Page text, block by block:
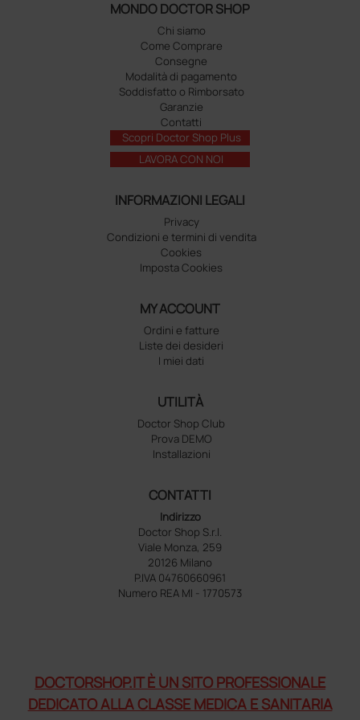
MONDO DOCTOR SHOP
Chi siamo
Come Comprare
Consegne
Modalità di pagamento
Soddisfatto o Rimborsato
Garanzie
Contatti
Scopri Doctor Shop Plus
LAVORA CON NOI
INFORMAZIONI LEGALI
Privacy
Condizioni e termini di vendita
Cookies
Imposta Cookies
MY ACCOUNT
Ordini e fatture
Liste dei desideri
I miei dati
UTILITÀ
Doctor Shop Club
Prova DEMO
Installazioni
CONTATTI
Indirizzo
Doctor Shop S.r.l.
Viale Monza, 259
20126 Milano
P.IVA 04760660961
Numero REA MI - 1770573
DOCTORSHOP.IT È UN SITO PROFESSIONALE
DEDICATO ALLA CLASSE MEDICA E SANITARIA